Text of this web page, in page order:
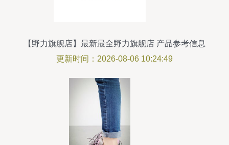
【野力旗舰店】最新最全野力旗舰店 产品参考信息
更新时间：2026-08-06 10:24:49